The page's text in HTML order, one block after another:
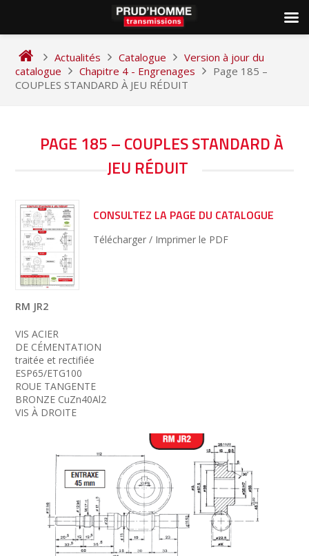
content
Actualités Catalogue
Version à jour du
catalogue
Chapitre 4 - Engrenages
Page 185 –
COUPLES STANDARD À JEU RÉDUIT
PAGE 185 – COUPLES STANDARD À
JEU RÉDUIT
CONSULTEZ LA PAGE DU CATALOGUE
Télécharger / Imprimer le PDF
RM JR2
VIS ACIER
DE CÉMENTATION
traitée et rectifiée
ESP65/ETG100
ROUE TANGENTE
BRONZE CuZn40Al2
VIS À DROITE
NAVIGATION